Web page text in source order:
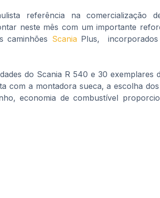
referência na comercialização
neste mês com um importante
caminhões ScaniaPlus,
do Scania R 540 e 30 exemplares
com a montadora sueca, a escolha
economia de combustível